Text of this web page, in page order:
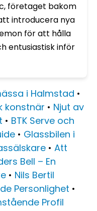
företaget bakom
introducera nya
för att hålla
entusiastisk inför
i Halmstad •
konstnär • Njut av
• BTK Serve och
• Glassbilen i
• Att
Bell – En
• Nils Bertil
Personlighet •
Profil